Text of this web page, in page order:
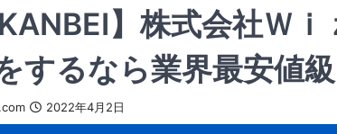
】株式会社Ｗ
するなら業界最安値級
2022年4月2日